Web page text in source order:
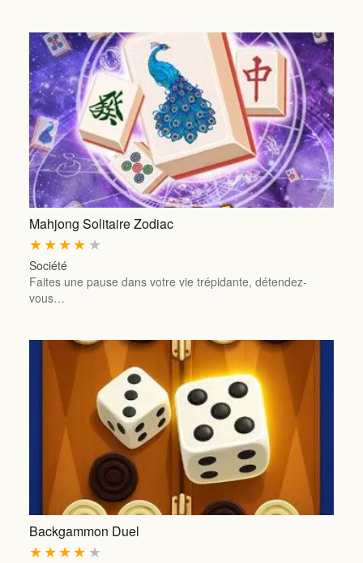
Mahjong Solitaire Zodiac
★
★
★
★
★
Société
Faites une pause dans votre vie trépidante, détendez-
vous…
Backgammon Duel
★
★
★
★
★